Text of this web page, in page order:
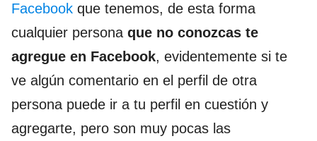
Facebook que tenemos, de esta forma
cualquier persona que no conozcas te
agregue en Facebook, evidentemente si te
ve algún comentario en el perfil de otra
persona puede ir a tu perfil en cuestión y
agregarte, pero son muy pocas las